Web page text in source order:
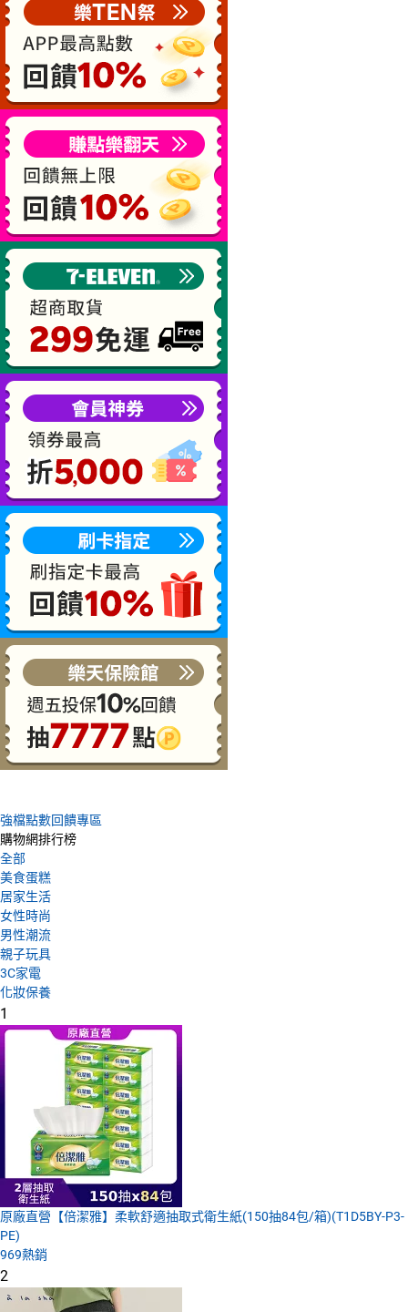
強檔點數回饋專區
購物網排行榜
全部
美食蛋糕
居家生活
女性時尚
男性潮流
親子玩具
3C家電
化妝保養
1
原廠直營【倍潔雅】柔軟舒適抽取式衛生紙(150抽84包/箱)(T1D5BY-P3-
PE)
969熱銷
2